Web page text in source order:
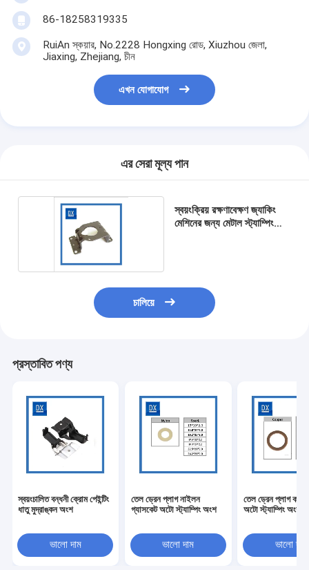
86-18258319335
RuiAn স্কয়ার, No.2228 Hongxing রোড, Xiuzhou জেলা,
Jiaxing, Zhejiang, চীন
এখন যোগাযোগ
এর সেরা মূল্য পান
স্বয়ংক্রিয় রক্ষণাবেক্ষণ জ্যাকিং
মেশিনের জন্য মেটাল স্ট্যাম্পিং
চালিয়ে
প্রস্তাবিত পণ্য
স্বয়ংচালিত বন্ধনী ক্রোম পেইন্টিং
ধাতু মুদ্রাঙ্কন অংশ
ভালো দাম
তেল ড্রেন প্লাগ নাইলন
গ্যাসকেট অটো স্ট্যাম্পিং অংশ
ভালো দাম
তেল ড্রেন প্লাগ কপার
অটো স্ট্যাম্পিং অংশ
ভালো দাম